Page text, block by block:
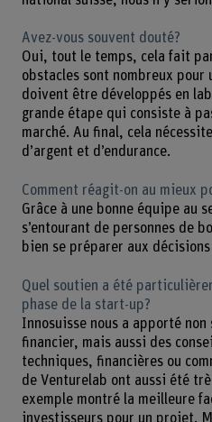
Avez-vous souvent douté?
Oui, tout le temps, cela fait
obstacles sont nombreux
doivent être développés en
grande étape qui consiste à
marché. Au final, cela
d’argent et d’endurance.
Comment réagit-on au mieux
Grâce à une bonne équipe au
s’entourant de personnes de
bien se préparer aux
Quel soutien a été
phase de la start-up?
Innosuisse nous a apporté
financier, mais aussi des
techniques, financières ou
de Venturelab ont aussi été
exemple montré la meilleure
investisseurs pour un projet.